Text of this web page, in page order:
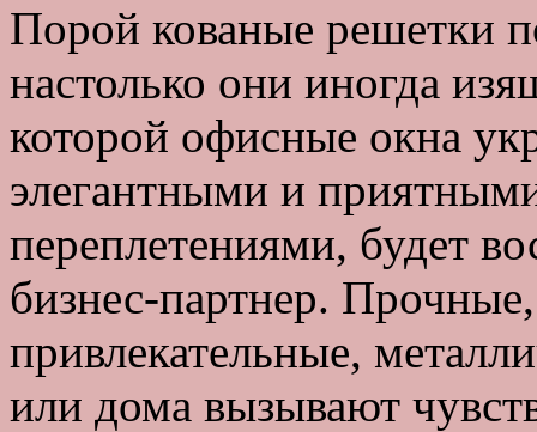
Порой кованые решетки
настолько они иногда
которой офисные окна
элегантными и
переплетениями, будет
бизнес-партнер.
привлекательные,
или дома вызывают